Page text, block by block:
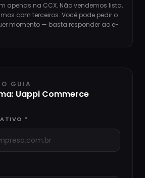
apenas na CCX. Não vendemos lista,
com terceiros. Você pode pedir o
momento — basta responder ao e-
O GUIA
Uappi Commerce
*